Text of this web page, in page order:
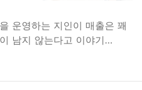
운영하는 지인이 매출은 꽤
남지 않는다고 이야기…